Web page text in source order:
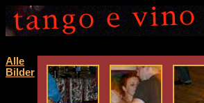
Alle
Bilder